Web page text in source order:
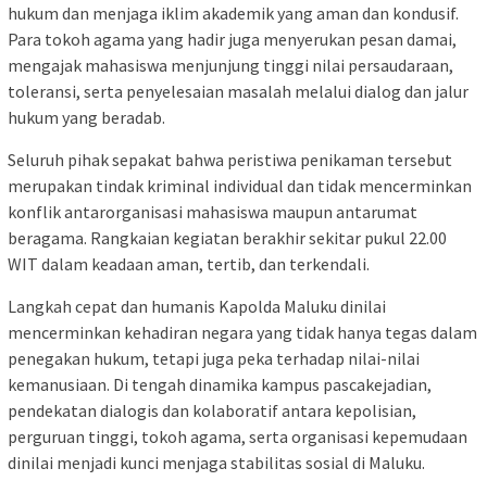
hukum dan menjaga iklim akademik yang aman dan kondusif.
Para tokoh agama yang hadir juga menyerukan pesan damai,
mengajak mahasiswa menjunjung tinggi nilai persaudaraan,
toleransi, serta penyelesaian masalah melalui dialog dan jalur
hukum yang beradab.
Seluruh pihak sepakat bahwa peristiwa penikaman tersebut
merupakan tindak kriminal individual dan tidak mencerminkan
konflik antarorganisasi mahasiswa maupun antarumat
beragama. Rangkaian kegiatan berakhir sekitar pukul 22.00
WIT dalam keadaan aman, tertib, dan terkendali.
Langkah cepat dan humanis Kapolda Maluku dinilai
mencerminkan kehadiran negara yang tidak hanya tegas dalam
penegakan hukum, tetapi juga peka terhadap nilai-nilai
kemanusiaan. Di tengah dinamika kampus pascakejadian,
pendekatan dialogis dan kolaboratif antara kepolisian,
perguruan tinggi, tokoh agama, serta organisasi kepemudaan
dinilai menjadi kunci menjaga stabilitas sosial di Maluku.